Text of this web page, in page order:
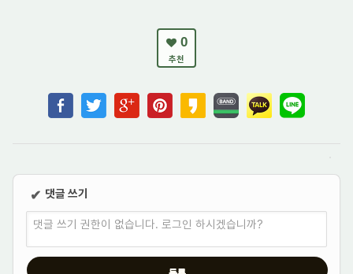
0
추천
✔ 댓글 쓰기
댓글 쓰기 권한이 없습니다. 로그인 하시겠습니까?